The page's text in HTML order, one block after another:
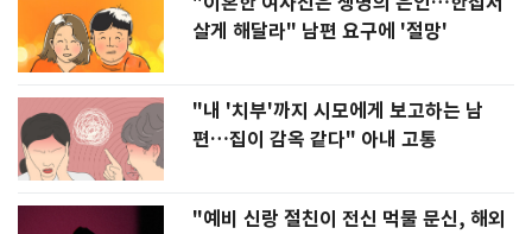
살게 해달라" 남편 요구에 '절망'
"내 '치부'까지 시모에게 보고하는 남
편…집이 감옥 같다" 아내 고통
"예비 신랑 절친이 전신 먹물 문신, 해외